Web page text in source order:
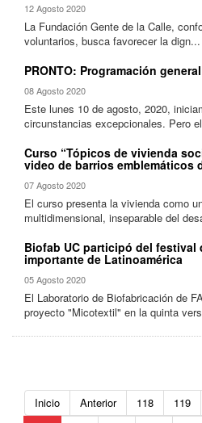
12 Agosto 2020
La Fundación Gente de la Calle,
voluntarios, busca favorecer la dign...
PRONTO: Programación
08 Agosto 2020
Este lunes 10 de agosto, 2020,
circunstancias excepcionales. Pero
Curso “Tópicos de vivienda
video de barrios emblemáticos
07 Agosto 2020
El curso presenta la vivienda como
multidimensional, inseparable del
Biofab UC participó del festival
importante de Latinoamérica
05 Agosto 2020
El Laboratorio de Biofabricación de
proyecto "Micotextil" en la quinta
Inicio Anterior 118 119